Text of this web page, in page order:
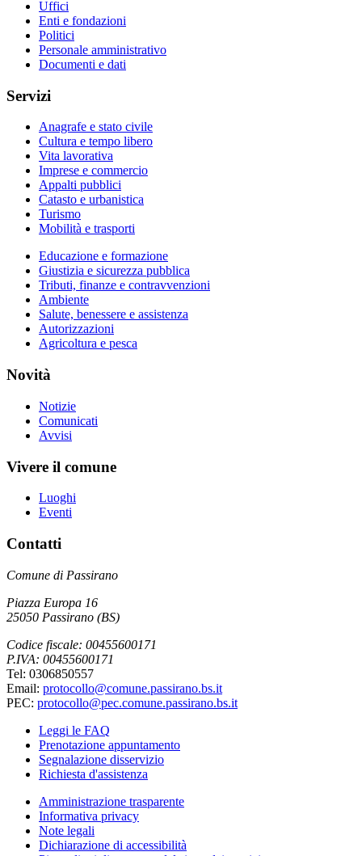
Uffici
Enti e fondazioni
Politici
Personale amministrativo
Documenti e dati
Servizi
Anagrafe e stato civile
Cultura e tempo libero
Vita lavorativa
Imprese e commercio
Appalti pubblici
Catasto e urbanistica
Turismo
Mobilità e trasporti
Educazione e formazione
Giustizia e sicurezza pubblica
Tributi, finanze e contravvenzioni
Ambiente
Salute, benessere e assistenza
Autorizzazioni
Agricoltura e pesca
Novità
Notizie
Comunicati
Avvisi
Vivere il comune
Luoghi
Eventi
Contatti
Comune di Passirano
Piazza Europa 16
25050 Passirano (BS)
Codice fiscale: 00455600171
P.IVA: 00455600171
Tel: 0306850557
Email: protocollo@comune.passirano.bs.it
PEC: protocollo@pec.comune.passirano.bs.it
Leggi le FAQ
Prenotazione appuntamento
Segnalazione disservizio
Richiesta d'assistenza
Amministrazione trasparente
Informativa privacy
Note legali
Dichiarazione di accessibilità